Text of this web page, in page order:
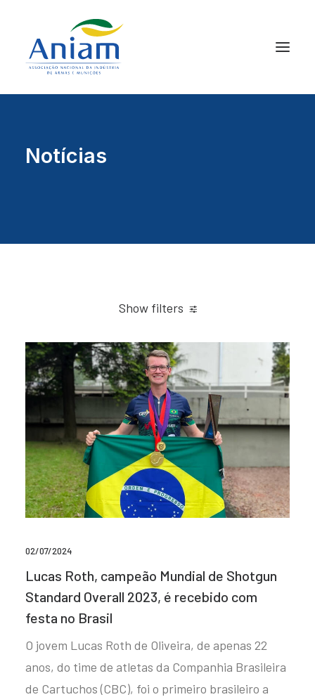
Notícias
Show filters
02/07/2024
Lucas Roth, campeão Mundial de Shotgun
Standard Overall 2023, é recebido com
festa no Brasil
O jovem Lucas Roth de Oliveira, de apenas 22
anos, do time de atletas da Companhia Brasileira
de Cartuchos (CBC), foi o primeiro brasileiro a